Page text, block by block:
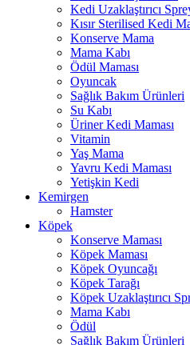
Kedi Uzaklaştırıcı
Kısır Sterilised Kedi
Konserve Mama
Mama Kabı
Ödül Maması
Oyuncak
Sağlık Bakım Ürünleri
Su Kabı
Üriner Kedi Maması
Vitamin
Yaş Mama
Yavru Kedi Maması
Yetişkin Kedi
Kemirgen
Hamster
Köpek
Konserve Maması
Köpek Maması
Köpek Oyuncağı
Köpek Tarağı
Köpek Uzaklaştırıcı
Mama Kabı
Ödül
Sağlık Bakım Ürünleri